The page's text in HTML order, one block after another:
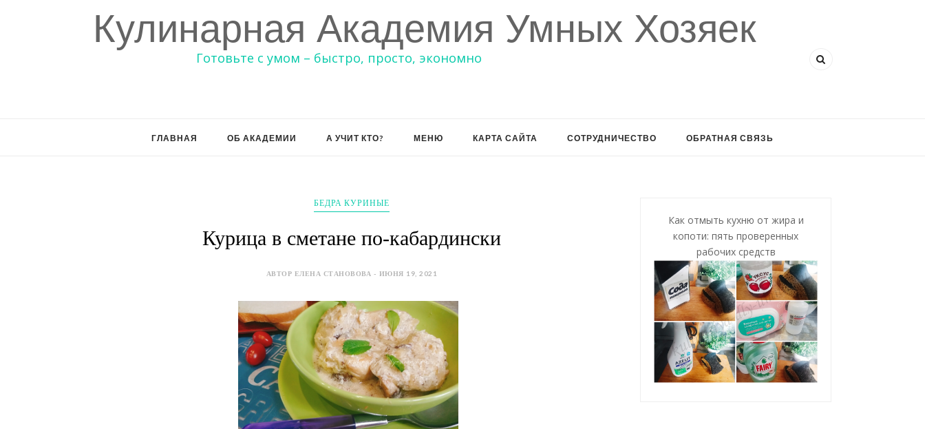
Кулинарная Академия Умных Хозяек
Готовьте с умом – быстро, просто, экономно
ГЛАВНАЯ ОБ АКАДЕМИИ А УЧИТ КТО? МЕНЮ КАРТА САЙТА СОТРУДНИЧЕСТВО ОБРАТНАЯ СВЯЗЬ
БЕДРА КУРИНЫЕ
Курица в сметане по-кабардински
АВТОР ЕЛЕНА СТАНОВОВА - ИЮНЯ 19, 2021
Как отмыть кухню от жира и
копоти: пять проверенных
рабочих средств